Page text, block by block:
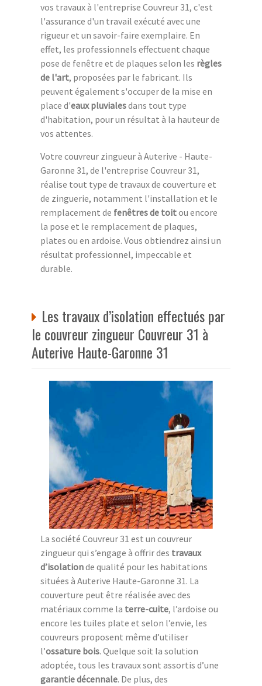
vos travaux à l'entreprise Couvreur 31, c'est
l'assurance d'un travail exécuté avec une
rigueur et un savoir-faire exemplaire. En
effet, les professionnels effectuent chaque
pose de fenêtre et de plaques selon les règles
de l'art, proposées par le fabricant. Ils
peuvent également s'occuper de la mise en
place d'eaux pluvialesdans tout type
d'habitation, pour un résultat à la hauteur de
vos attentes.
Votre couvreur zingueur à Auterive - Haute-
Garonne 31, de l'entreprise Couvreur 31,
réalise tout type de travaux de couverture et
de zinguerie, notamment l'installation et le
remplacement de fenêtres de toitou encore
la pose et le remplacement de plaques,
plates ou en ardoise. Vous obtiendrez ainsi un
résultat professionnel, impeccable et
durable.
Les travaux d’isolation effectués par
le couvreur zingueur Couvreur 31 à
Auterive Haute-Garonne 31
La société Couvreur 31 est un couvreur
zingueur qui s’engage à offrir des travaux
d’isolationde qualité pour les habitations
situées à Auterive Haute-Garonne 31. La
couverture peut être réalisée avec des
matériaux comme la terre-cuite, l’ardoise ou
encore les tuiles plate et selon l’envie, les
couvreurs proposent même d’utiliser
l’ossature bois. Quelque soit la solution
adoptée, tous les travaux sont assortis d’une
garantie décennale. De plus, des